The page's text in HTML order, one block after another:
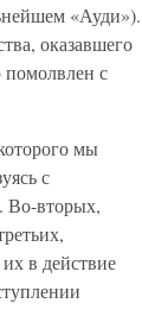
«Ауди»).
оказавшего
с
мы
с
Во-вторых,
в действие